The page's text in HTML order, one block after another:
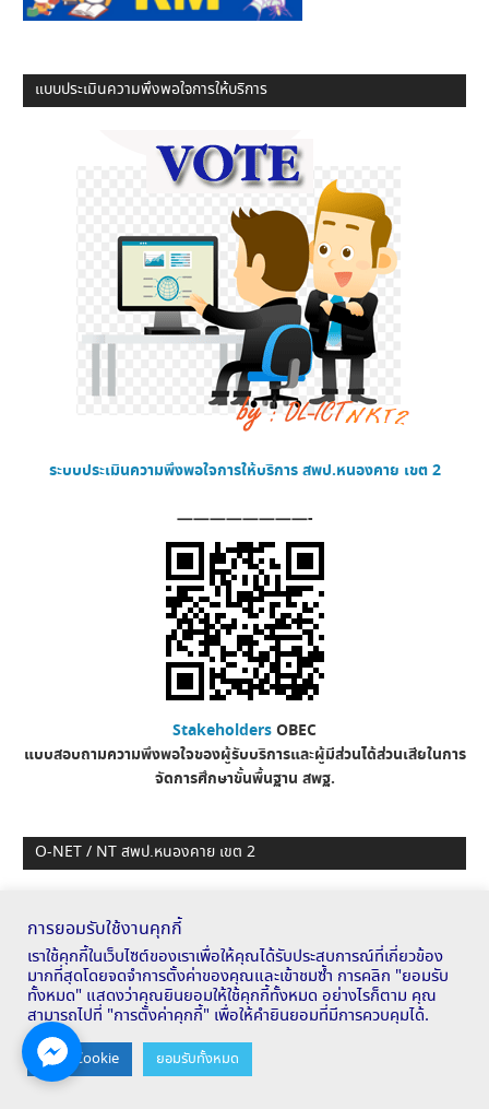
แบบประเมินความพึงพอใจการให้บริการ
ระบบประเมินความพึงพอใจการให้บริการสพป.หนองคาย เขต 2
————————-
StakeholdersOBEC
แบบสอบถามความพึงพอใจของผู้รับบริการและผู้มีส่วนได้ส่วนเสียในการ
จัดการศึกษาขั้นพื้นฐาน สพฐ.
O-NET / NT สพป.หนองคาย เขต 2
ระบบจัดการสอบ O-NET
ใบรายงานผลคะแนนรายบุคคล
ประกาศผลรายโรงเรียน
ระบบจัดการสอบ NT Access
โรงเรียนสุจริต
การยอมรับใช้งานคุกกี้
เราใช้คุกกี้ในเว็บไซต์ของเราเพื่อให้คุณได้รับประสบการณ์ที่เกี่ยวข้อง
มากที่สุดโดยจดจำการตั้งค่าของคุณและเข้าชมซ้ำ การคลิก "ยอมรับ
ทั้งหมด" แสดงว่าคุณยินยอมให้ใช้คุกกี้ทั้งหมด อย่างไรก็ตาม คุณ
สามารถไปที่ "การตั้งค่าคุกกี้" เพื่อให้คำยินยอมที่มีการควบคุมได้.
ตั้งค่า Cookie ยอมรับทั้งหมด